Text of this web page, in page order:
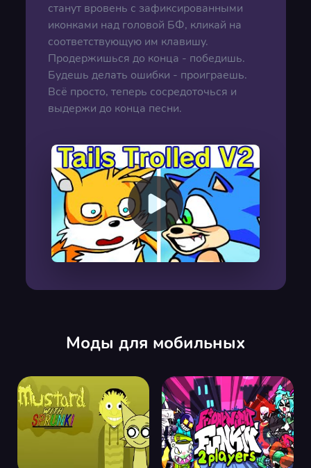
станут вровень с зафиксированными
иконками над головой БФ, кликай на
соответствующую им клавишу.
Продержишься до конца - победишь.
Будешь делать ошибки - проиграешь.
Всё просто, теперь сосредоточься и
выдержи до конца песни.
Моды для мобильных